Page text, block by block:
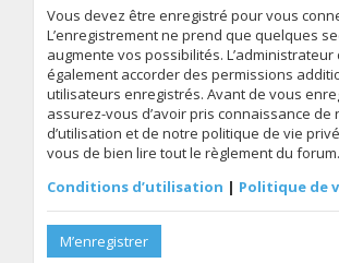
Vous devez être enregistré pour vous
L’enregistrement ne prend que quelques
augmente vos possibilités.
également accorder des permissions
utilisateurs enregistrés. Avant de vous
assurez-vous d’avoir pris connaissance de
d’utilisation et de notre politique de vie
vous de bien lire tout le règlement du forum.
Conditions d’utilisation | Politique de
M’enregistrer